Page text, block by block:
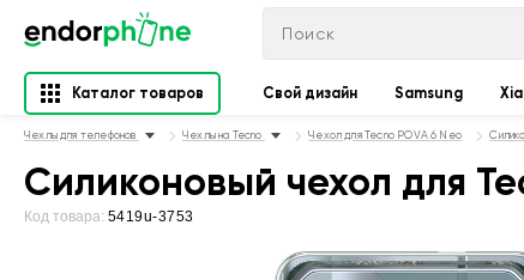
Каталог товаров Свой дизайн Samsung
Чехлы для телефонов Чехлы на Tecno Чехол для Tecno POVA 6 Neo
Силиконовый чехол для
Код товара: 5419u-3753